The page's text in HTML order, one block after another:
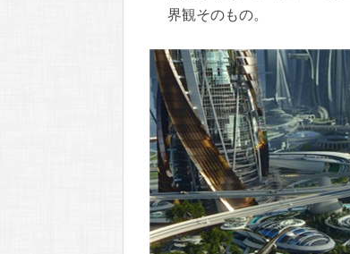
界観そのもの。